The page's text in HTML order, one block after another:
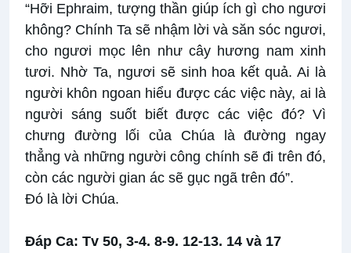
“Hỡi Ephraim, tượng thần giúp ích gì cho ngươi
không? Chính Ta sẽ nhậm lời và săn sóc ngươi,
cho ngươi mọc lên như cây hương nam xinh
tươi. Nhờ Ta, ngươi sẽ sinh hoa kết quả. Ai là
người khôn ngoan hiểu được các việc này, ai là
người sáng suốt biết được các việc đó? Vì
chưng đường lối của Chúa là đường ngay
thẳng và những người công chính sẽ đi trên đó,
còn các người gian ác sẽ gục ngã trên đó”.
Ðó là lời Chúa.
Ðáp Ca: Tv 50, 3-4. 8-9. 12-13. 14 và 17